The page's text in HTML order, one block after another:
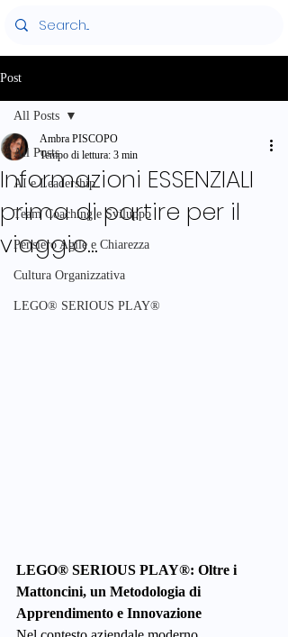
Post
All Posts
AI e Leadership
Team Coaching e Sviluppo
Pensiero Agile e Chiarezza
Cultura Organizzativa
LEGO® SERIOUS PLAY®
All Posts
Informazioni ESSENZIALI
prima di partire per il
viaggio...
Ambra PISCOPO
Tempo di lettura: 3 min
LEGO® SERIOUS PLAY®: Oltre i
Mattoncini, un Metodologia di
Apprendimento e Innovazione